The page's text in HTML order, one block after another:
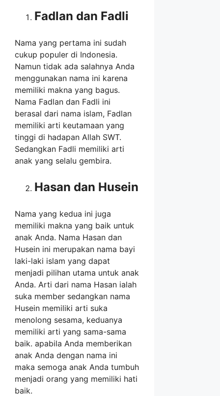
Fadlan dan Fadli
Nama yang pertama ini sudah
cukup populer di Indonesia.
Namun tidak ada salahnya Anda
menggunakan nama ini karena
memiliki makna yang bagus.
Nama Fadlan dan Fadli ini
berasal dari nama islam, Fadlan
memiliki arti keutamaan yang
tinggi di hadapan Allah SWT.
Sedangkan Fadli memiliki arti
anak yang selalu gembira.
Hasan dan Husein
Nama yang kedua ini juga
memiliki makna yang baik untuk
anak Anda. Nama Hasan dan
Husein ini merupakan nama bayi
laki-laki islam yang dapat
menjadi pilihan utama untuk anak
Anda. Arti dari nama Hasan ialah
suka member sedangkan nama
Husein memiliki arti suka
menolong sesama, keduanya
memiliki arti yang sama-sama
baik. apabila Anda memberikan
anak Anda dengan nama ini
maka semoga anak Anda tumbuh
menjadi orang yang memiliki hati
baik.